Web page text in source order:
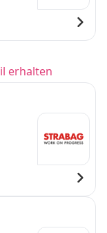
erhalten